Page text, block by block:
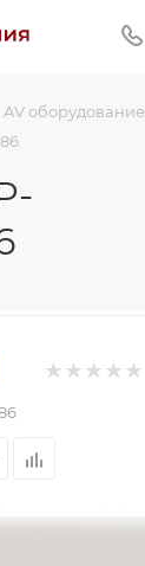
AV оборудование